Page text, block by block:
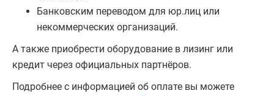
Банковским переводом для юр.лиц или
некоммерческих организаций.
А также приобрести оборудование в лизинг или
кредит через официальных партнёров.
Подробнее с информацией об оплате вы можете